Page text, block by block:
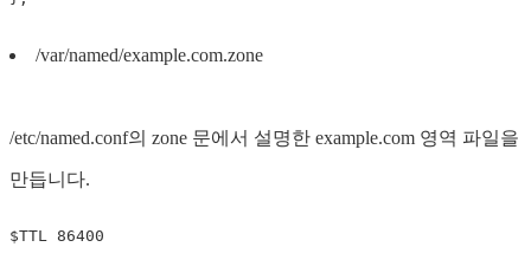
/var/named/example.com.zone
/etc/named.conf의 zone 문에서 설명한 example.com 영역 파일을
만듭니다.
$TTL 86400